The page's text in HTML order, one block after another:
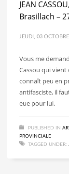
JEAN
Brasillach –
JEUDI, 03
Vous me
Cassou qui vient
connaît peu en
antifasciste, il
eue pour lui.
PUBLISHED IN
PROVINCIALE
TAGGED UNDER: